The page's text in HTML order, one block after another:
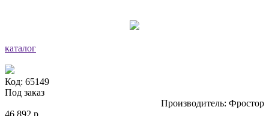
каталог
Код: 65149
Под заказ
Производитель: Фростор
46 892 р.